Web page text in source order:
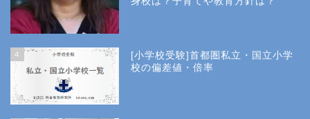
4
[小学校受験]首都圏私立・国立小学
校の偏差値・倍率